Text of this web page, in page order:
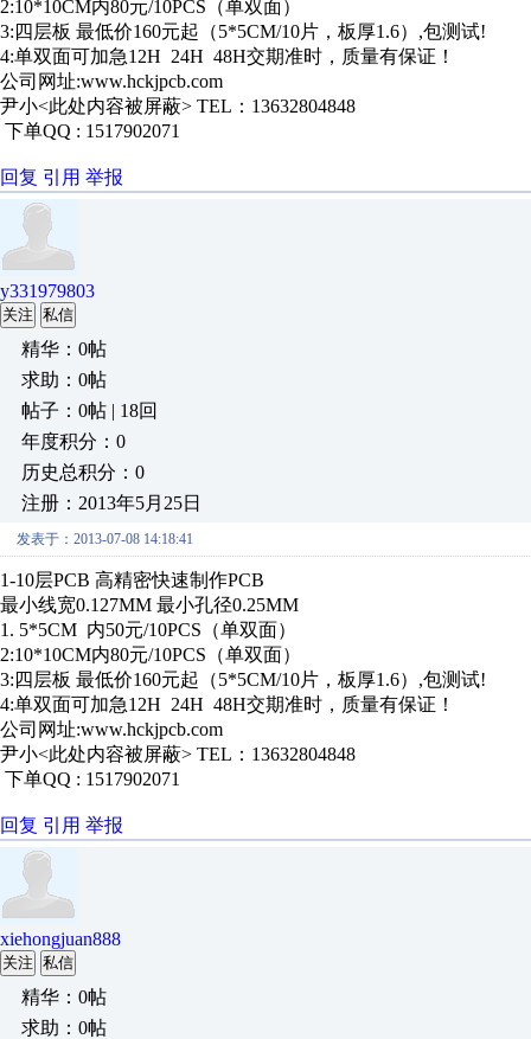
2:10*10CM内80元/10PCS（单双面）
3:四层板 最低价160元起（5*5CM/10片，板厚1.6）,包测试!
4:单双面可加急12H 24H 48H交期准时，质量有保证！
公司网址:www.hckjpcb.com
尹小<此处内容被屏蔽> TEL：13632804848
下单QQ : 1517902071
回复 引用 举报
y331979803
关注 私信
精华：0帖
求助：0帖
帖子：0帖 | 18回
年度积分：0
历史总积分：0
注册：2013年5月25日
发表于：2013-07-08 14:18:41
1-10层PCB 高精密快速制作PCB
最小线宽0.127MM 最小孔径0.25MM
1. 5*5CM 内50元/10PCS（单双面）
2:10*10CM内80元/10PCS（单双面）
3:四层板 最低价160元起（5*5CM/10片，板厚1.6）,包测试!
4:单双面可加急12H 24H 48H交期准时，质量有保证！
公司网址:www.hckjpcb.com
尹小<此处内容被屏蔽> TEL：13632804848
下单QQ : 1517902071
回复 引用 举报
xiehongjuan888
关注 私信
精华：0帖
求助：0帖